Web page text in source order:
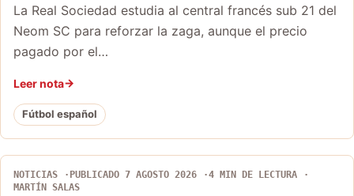
La Real Sociedad estudia al central francés sub 21 del
Neom SC para reforzar la zaga, aunque el precio
pagado por el…
Leer nota
Fútbol español
NOTICIAS PUBLICADO 7 AGOSTO 2026
4 MIN DE LECTURA
MARTÍN SALAS